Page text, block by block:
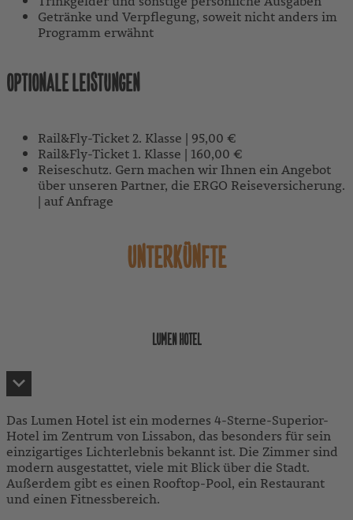
Getränke und Verpflegung, soweit nicht anders im
Programm erwähnt
OPTIONALE LEISTUNGEN
Rail&Fly-Ticket 2. Klasse | 95,00 €
Rail&Fly-Ticket 1. Klasse | 160,00 €
Reiseschutz. Gern machen wir Ihnen ein Angebot
über unseren Partner, die ERGO Reiseversicherung.
| auf Anfrage
UNTERKÜNFTE
LUMEN HOTEL
Das Lumen Hotel ist ein modernes 4-Sterne-Superior-
Hotel im Zentrum von Lissabon, das besonders für sein
einzigartiges Lichterlebnis bekannt ist. Die Zimmer sind
modern ausgestattet, viele mit Blick über die Stadt.
Außerdem gibt es einen Rooftop-Pool, ein Restaurant
und einen Fitnessbereich.